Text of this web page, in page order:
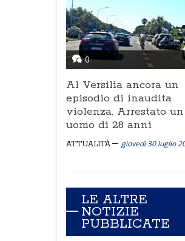
0
Al Versilia ancora un
episodio di inaudita
violenza. Arrestato un
uomo di 28 anni
ATTUALITÀ giovedì 30 luglio
LE ALTRE
NOTIZIE
PUBBLICATE